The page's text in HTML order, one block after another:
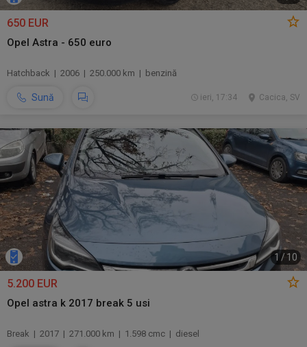
650 EUR
Opel Astra - 650 euro
Hatchback | 2006 | 250.000 km | benzină
Sună Cacica, SV
ieri, 17:34
1 /10
5.200 EUR
Opel astra k 2017 break 5 usi
Break | 2017 | 271.000 km | 1.598 cmc | diesel